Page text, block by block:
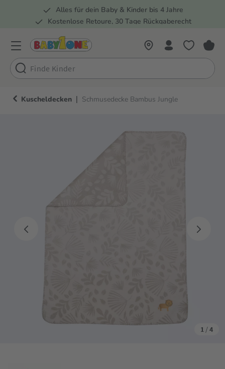
Zur Hauptnavigation springen
Alles für dein Baby & Kinder bis 4 Jahre
Kostenlose Retoure, 30 Tage Rückgaberecht
Kuscheldecken | Schmusedecke Bambus Jungle
1 /4